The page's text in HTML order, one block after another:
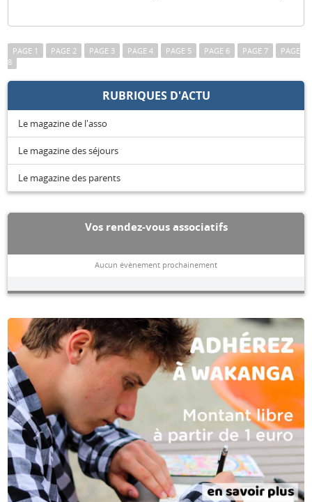
PAGE 1 PAGE 2 PAGE 3 PAGE 4 PAGE 5 PAGE 6 PAGE 7
PAGE
8
RUBRIQUES D'ACTU
Le magazine de l'asso
Le magazine des séjours
Le magazine des parents
Vos rendez-vous associatifs
Aucun évènement prochainement